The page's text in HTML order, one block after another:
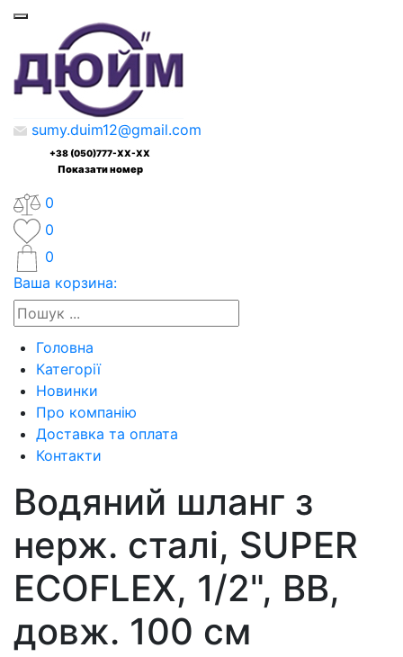
sumy.duim12@gmail.com
+38 (050)777-XX-XX
Показати номер
0
0
0
Ваша корзина:
Головна
Категорії
Новинки
Про компанію
Доставка та оплата
Контакти
Водяний шланг з
нерж. сталі, SUPER
ECOFLEX, 1/2", ВВ,
довж. 100 см